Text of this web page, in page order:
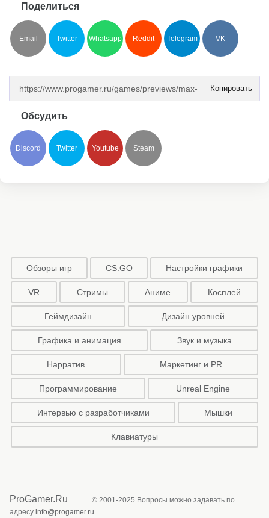
Поделиться
Email Twitter Whatsapp Reddit Telegram VK
Копировать
Обсудить
Discord Twitter Youtube Steam
Обзоры игр CS:GO Настройки графики
VR Стримы Аниме Косплей
Геймдизайн Дизайн уровней
Графика и анимация Звук и музыка
Нарратив Маркетинг и PR
Программирование Unreal Engine
Интервью с разработчиками Мышки
Клавиатуры
ProGamer.Ru
© 2001-2025 Вопросы можно задавать по
адресу info@progamer.ru